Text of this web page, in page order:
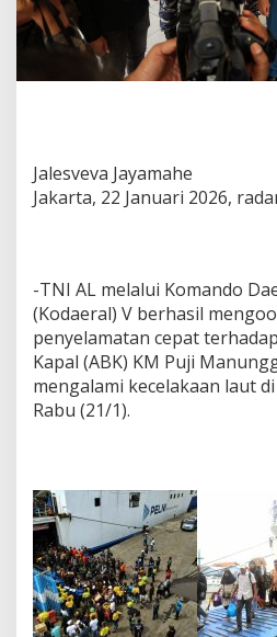
Jalesveva Jayamahe
Jakarta, 22 Januari 2026,
-TNI AL melalui Komando
(Kodaeral) V berhasil
penyelamatan cepat
Kapal (ABK) KM Puji
mengalami kecelakaan laut
Rabu (21/1).